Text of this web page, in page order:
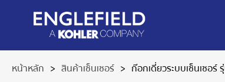
หน้าหลัก > สินค้าเซ็นเซอร์ > ก๊อกเดี่ยวระบบเซ็นเซอร์